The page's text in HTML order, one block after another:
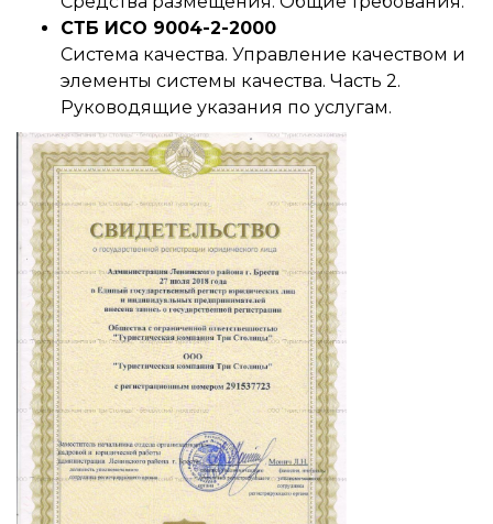
СТБ ИСО 9004-2-2000
Система качества. Управление качеством и
элементы системы качества. Часть 2.
Руководящие указания по услугам.